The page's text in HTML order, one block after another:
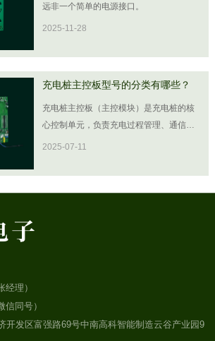
远非一个简单的电源接口。
2025-11-28
充电桩主控板型号的分类有哪些？
充电桩主控板（主控模块）是充电桩的核
心控制单元，负责充电过程管理、通信、
安全保护等功能。根据应用场景、功率等
的型号和分类方式多样。以下是常见的分
类方式及典型型号示例：
2025-07-11
理）
同号）
同号）
开发区富强路69号中南高科智能制造云谷产业园9